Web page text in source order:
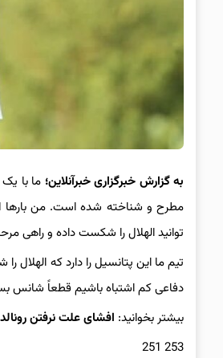
به گزارش خبرگزاری خبرآنلاین؛ ما با
مطرح و شناخته شده است. من بارها از
توانید الهلال را شکست داده و راهی
تیم ما این پتانسیل را دارد که
دفاعی کم اشتباه باشیم قطعاً شانس
بیشتر بخوانید: افشای علت نرفتن
253 251